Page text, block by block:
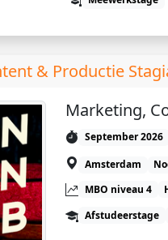
& Productie
Marketing,
September 2026
Amsterdam
MBO niveau 4
Afstudeerstage